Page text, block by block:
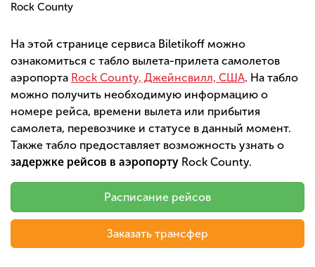
Rock County
На этой странице сервиса Biletikoff можно
ознакомиться с табло вылета-прилета самолетов
аэропорта Rock County, Джейнсвилл, США. На табло
можно получить необходимую информацию о
номере рейса, времени вылета или прибытия
самолета, перевозчике и статусе в данный момент.
Также табло предоставляет возможность узнать о
задержке рейсов в аэропорту Rock County.
Расписание рейсов
Заказать трансфер